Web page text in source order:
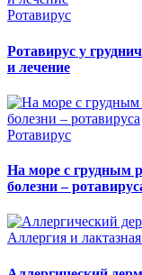
Ротавирус
Ротавирус у
и лечение
Ротавирус
На море с грудным
болезни –
Аллергия и